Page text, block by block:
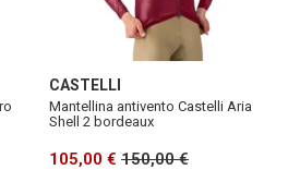
CASTELLI
Mantellina antivento Castelli Aria
Shell 2 bordeaux
105,00 € 150,00 €